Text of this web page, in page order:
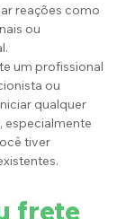
reações como
ou
um profissional
ou
qualquer
especialmente
tiver
frete